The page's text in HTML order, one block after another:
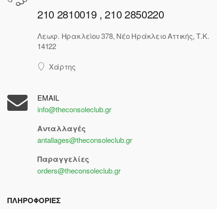
210 2810019 , 210 2850220
Λεωφ. Ηρακλείου 378, Νέο Ηράκλειο Αττικής, Τ.Κ.
14122
Χάρτης
EMAIL
info@theconsoleclub.gr
Ανταλλαγές
antallages@theconsoleclub.gr
Παραγγελίες
orders@theconsoleclub.gr
ΠΛΗΡΟΦΟΡΙΕΣ